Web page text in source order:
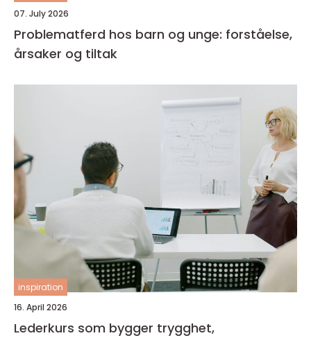
07. July 2026
Problematferd hos barn og unge: forståelse,
årsaker og tiltak
inspiration
16. April 2026
Lederkurs som bygger trygghet,